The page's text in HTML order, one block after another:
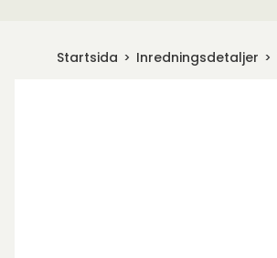
Startsida Inredningsdetaljer